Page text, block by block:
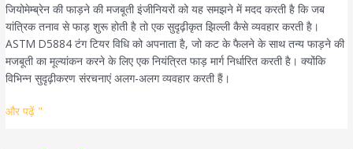
जियोमेम्ब्रेन की फाड़ने की मजबूती इंजीनियरों को यह समझने में मदद करती है कि जब
यांत्रिक तनाव से फाड़ शुरू होती है तो एक सुदृढ़ीकृत झिल्ली कैसे व्यवहार करती है।
ASTM D5884 टंग टियर विधि को अपनाता है, जो कट के फैलने के साथ तन्य फाड़ने की
मजबूती का मूल्यांकन करने के लिए एक नियंत्रित फाड़ मार्ग निर्धारित करती है। क्योंकि
विभिन्न सुदृढ़ीकरण संरचनाएं अलग-अलग व्यवहार करती हैं।
और पढ़ें "